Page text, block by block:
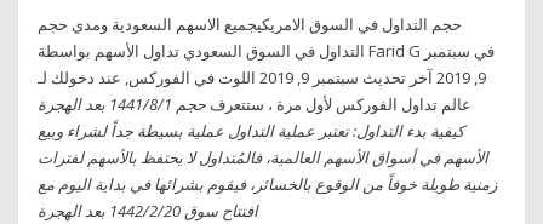
حجم التداول في السوق الامريكيجميع الاسهم السعودية ومدي حجم
التداول في السوق السعودي تداول الأسهم بواسطة Farid G في سبتمبر
9, 2019 آخر تحديث سبتمبر 9, 2019 اللوت في الفوركس, عند دخولك لـ
عالم تداول الفوركس لأول مرة ، ستتعرف
حجم 1‏‏/8‏‏/1441 بعد الهجرة
كيفية بدء التداول: تعتبر عملية التداول عملية بسيطة جداً لشراء وبيع
الأسهم في أسواق الأسهم العالمية، فالمُتداول لا يحتفظ بالأسهم لفترات
زمنية طويلة خوفاً من الوقوع بالخسائر، فيقوم بشرائها في بداية اليوم مع
افتتاح سوق 20‏‏/2‏‏/1442 بعد الهجرة